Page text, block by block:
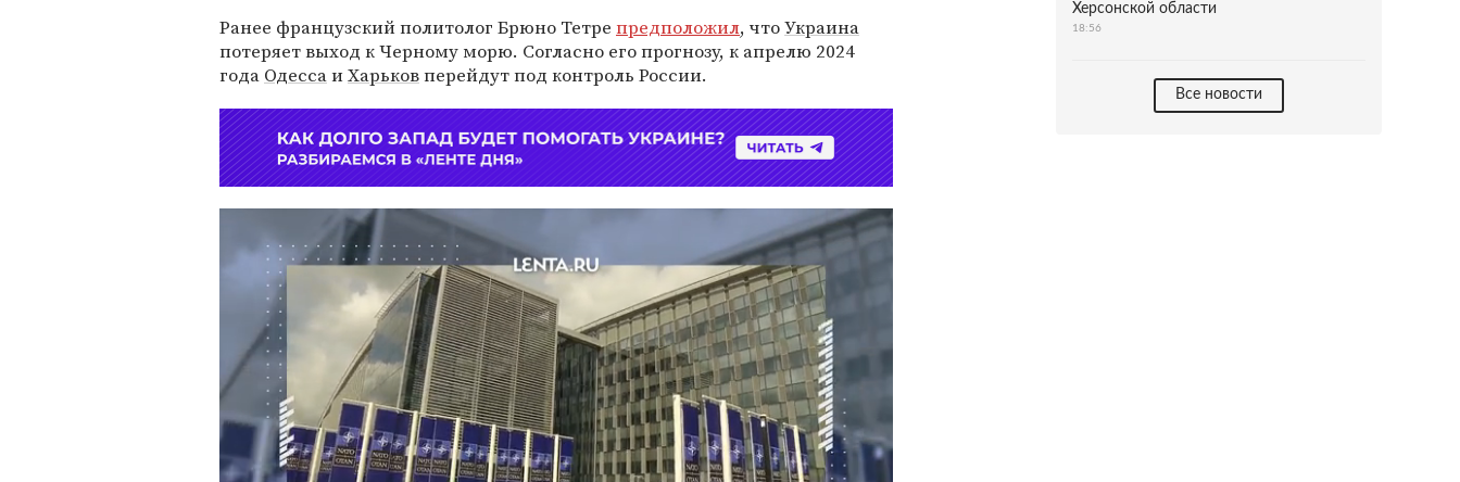
Ранее французский политолог Брюно Тетре предположил, чтоУкраина
потеряет выход к Черному морю. Согласно его прогнозу, к апрелю 2024
года ОдессаиХарьковперейдут под контроль России.
Херсонской области
18:56
Все новости